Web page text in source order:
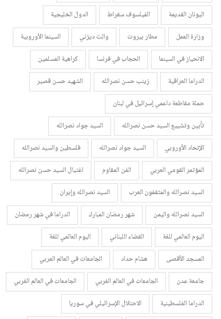
اليونان القديمة
الفيلسوف سقراط
الدول الخليجية
وزارة العمل
مطار بيروت والت ديزني
السينما الأوروبية
الانحياز في السينما
الحجاب في فرنسا
كراهية المسلمين
الدراما العراقية
زينب حسن نصرالله
الشهيد حسن قصير
حملة مقاطعة داعمي إسرائيل في لبنان
تأبين وتشييع السيد حسن نصرالله
السيد جواد نصرالله
الإتحاد الأوروبي
السيد جواد نصرالله
فلسطين والسيد نصرالله
المؤتمر القومي العربي
الفن المقاوم
اغتيال السيد حسن نصرالله
السيد نصرالله والمثقفون العرب
السيد نصرالله وإيران
السيد نصرالله واليمن
شهر رمضان المبارك
الدراما في شهر رمضان
اليوم العالمي للغة
القضاء اللبناني
اليوم العالمي للغة
المسجد الأقصى
هشام حداد
الجامعات في العالم العربي
جامعة عدن
الجامعات في العالم الغربي
الجامعات في العالم الغربي
الدراما الفلسطينية
الاحتلال الإسرائيلي في سوريا